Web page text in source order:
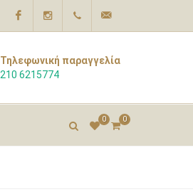
Τηλεφωνική παραγγελία
210 6215774
0
0